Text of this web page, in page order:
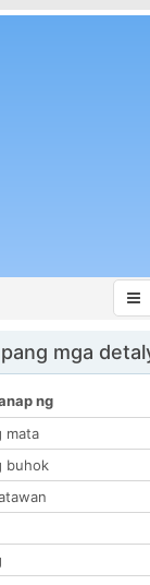
mga
ng
mata
buhok